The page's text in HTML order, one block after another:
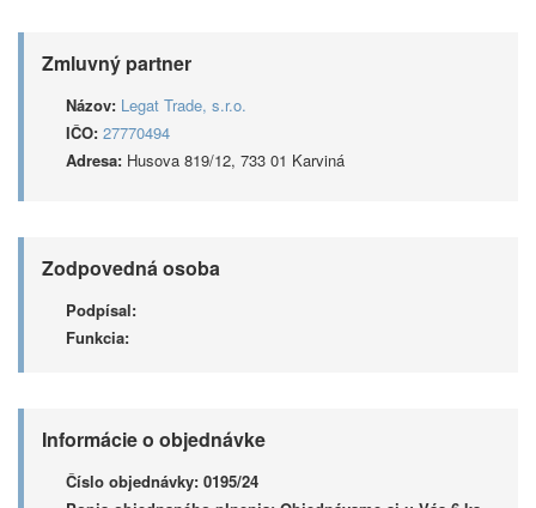
Zmluvný partner
Názov: Legat Trade, s.r.o.
IČO: 27770494
Adresa: Husova 819/12, 733 01 Karviná
Zodpovedná osoba
Podpísal:
Funkcia:
Informácie o objednávke
Číslo objednávky: 0195/24